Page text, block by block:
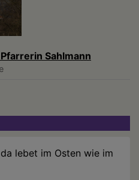
Sahlmann
lebet im Osten wie im